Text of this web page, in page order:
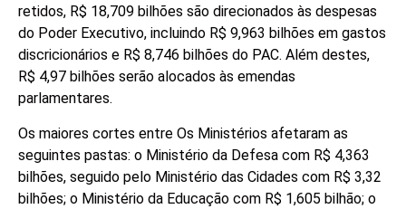
retidos, R$ 18,709 bilhões são direcionados às despesas
do Poder Executivo, incluindo R$ 9,963 bilhões em gastos
discricionários e R$ 8,746 bilhões do PAC. Além destes,
R$ 4,97 bilhões serão alocados às emendas
parlamentares.
Os maiores cortes entre Os Ministérios afetaram as
seguintes pastas: o Ministério da Defesa com R$ 4,363
bilhões, seguido pelo Ministério das Cidades com R$ 3,32
bilhões; o Ministério da Educação com R$ 1,605 bilhão; o